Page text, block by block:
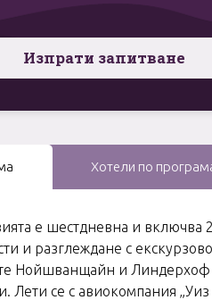
Изпрати запитване
Хотели по
е шестдневна и
и разглеждане с
Нойшванщайн и Линдерхоф
Лети се с авиокомпания